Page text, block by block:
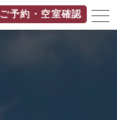
ご予約・空室確認